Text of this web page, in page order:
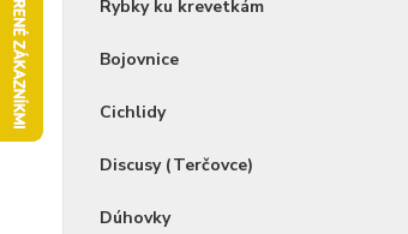
Rybky ku krevetkám
Bojovnice
Cichlidy
Discusy (Terčovce)
Dúhovky